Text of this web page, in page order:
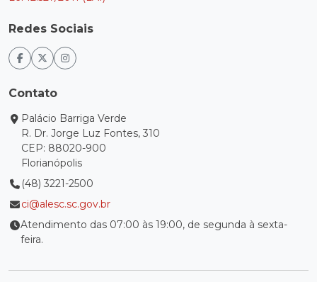
Redes Sociais
Contato
Palácio Barriga Verde
R. Dr. Jorge Luz Fontes, 310
CEP: 88020-900
Florianópolis
(48) 3221-2500
ci@alesc.sc.gov.br
Atendimento das 07:00 às 19:00, de segunda à sexta-
feira.